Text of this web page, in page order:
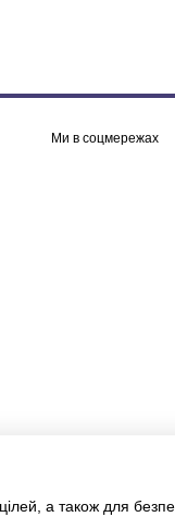
Ми в соцмережах
а також для